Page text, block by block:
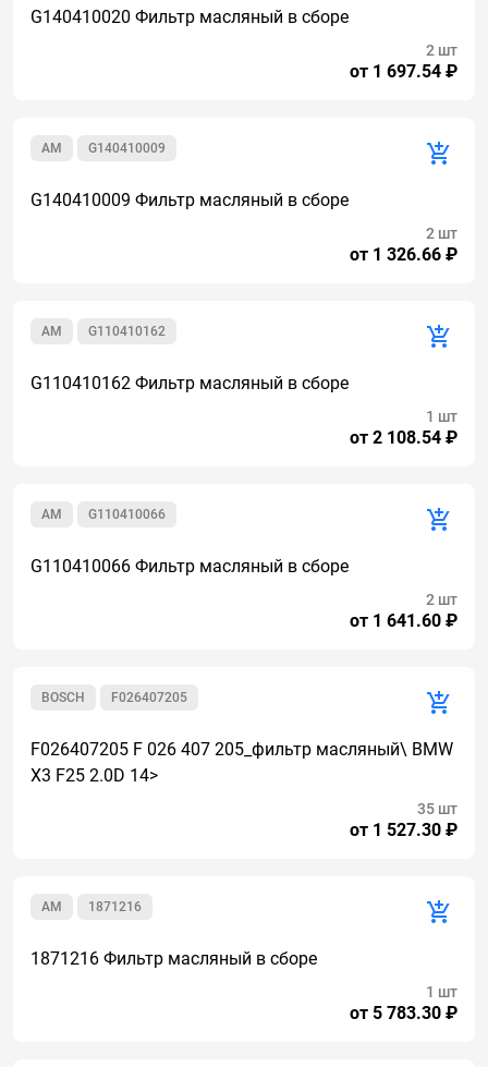
G140410020 Фильтр масляный в сборе
от 1 697.54 ₽
2 шт
G140410009
AM
G140410009 Фильтр масляный в сборе
от 1 326.66 ₽
2 шт
G110410162
AM
G110410162 Фильтр масляный в сборе
от 2 108.54 ₽
1 шт
G110410066
AM
G110410066 Фильтр масляный в сборе
от 1 641.60 ₽
2 шт
F026407205
BOSCH
F026407205 F 026 407 205_фильтр масляный\ BMW
X3 F25 2.0D 14>
от 1 527.30 ₽
35 шт
1871216
AM
1871216 Фильтр масляный в сборе
от 5 783.30 ₽
1 шт